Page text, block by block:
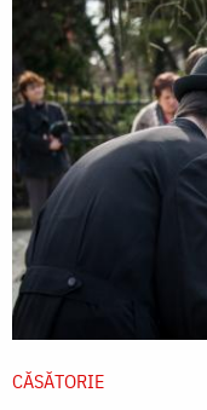
CĂSĂTORIE